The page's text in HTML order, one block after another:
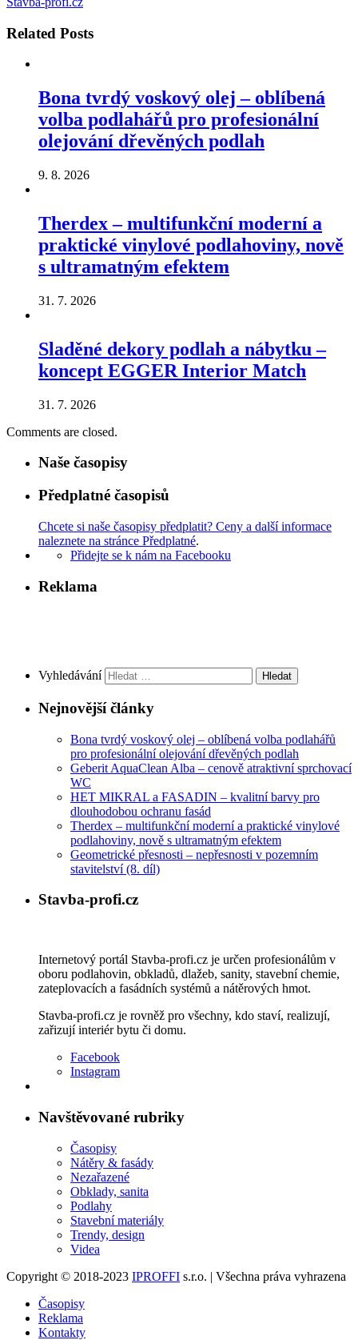
Related Posts
Bona tvrdý voskový olej – oblíbená
volba podlahářů pro profesionální
olejování dřevěných podlah
9. 8. 2026
Therdex – multifunkční moderní a
praktické vinylové podlahoviny, nově
s ultramatným efektem
31. 7. 2026
Sladěné dekory podlah a nábytku –
koncept EGGER Interior Match
31. 7. 2026
Comments are closed.
Naše časopisy
Předplatné časopisů
Chcete si naše časopisy předplatit? Ceny a další informace
naleznete na stránce Předplatné.
Přidejte se k nám na Facebooku
Reklama
Vyhledávání
Nejnovější články
Bona tvrdý voskový olej – oblíbená volba podlahářů
pro profesionální olejování dřevěných podlah
Geberit AquaClean Alba – cenově atraktivní sprchovací
WC
HET MIKRAL a FASADIN – kvalitní barvy pro
dlouhodobou ochranu fasád
Therdex – multifunkční moderní a praktické vinylové
podlahoviny, nově s ultramatným efektem
Geometrické přesnosti – nepřesnosti v pozemním
stavitelství (8. díl)
Stavba-profi.cz
Internetový portál Stavba-profi.cz je určen profesionálům v
oboru podlahovin, obkladů, dlažeb, sanity, stavební chemie,
zateplovacích a fasádních systémů a nátěrových hmot.
Stavba-profi.cz je rovněž pro všechny, kdo staví, realizují,
zařizují interiér bytu či domu.
Facebook
Instagram
Navštěvované rubriky
Časopisy
Nátěry & fasády
Nezařazené
Obklady, sanita
Podlahy
Stavební materiály
Trendy, design
Videa
Copyright © 2018-2023 IPROFFI s.r.o. | Všechna práva vyhrazena
Časopisy
Reklama
Kontakty